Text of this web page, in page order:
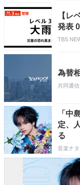
【レ
発表
TBS
為替
共同通信
「中
定、
る
音楽ナ